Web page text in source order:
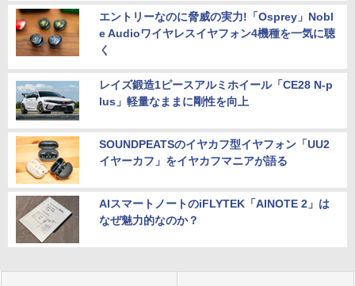
エントリーなのに脅威の実力!「Osprey」Nobl
e Audioワイヤレスイヤフォン4機種を一気に聴
く
レイズ鍛造1ピースアルミホイール「CE28 N-p
lus」軽量なままに剛性を向上
SOUNDPEATSのイヤカフ型イヤフォン「UU2
イヤーカフ」をイヤカフマニアが語る
AIスマートノートのiFLYTEK「AINOTE 2」は
なぜ魅力的なのか？